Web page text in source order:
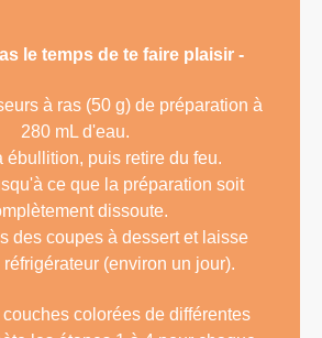
le temps de te faire plaisir -
à ras (50 g) de préparation à
280 mL d'eau.
ébullition, puis retire du feu.
ce que la préparation soit
dissoute.
des coupes à dessert et laisse
(environ un jour).
colorées de différentes